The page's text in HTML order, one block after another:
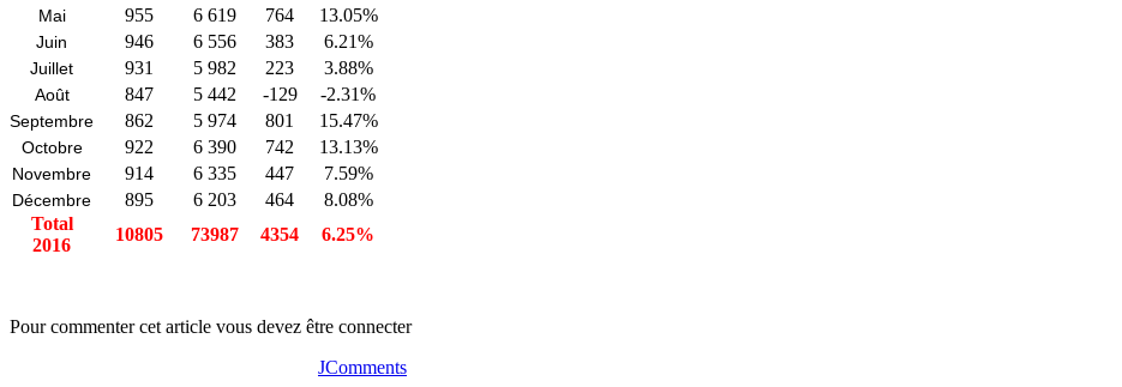
Mai 955 6 619 764 13.05%
Juin 946 6 556 383 6.21%
Juillet 931 5 982 223 3.88%
Août 847 5 442 -129 -2.31%
Septembre 862 5 974 801 15.47%
Octobre 922 6 390 742 13.13%
Novembre 914 6 335 447 7.59%
Décembre 895 6 203 464
8.08%
Total
2016
10805 73987 4354 6.25%
Pour commenter cet article vous devez être connecter
JComments